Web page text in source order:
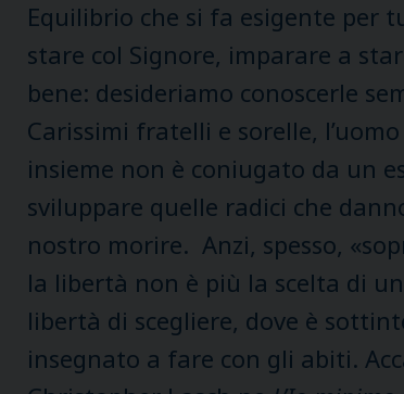
Equilibrio che si fa esigente per
stare col Signore, imparare a
bene: desideriamo conoscerle
Carissimi fratelli e sorelle,
insieme non è coniugato da un
sviluppare quelle radici che
nostro morire. Anzi, spesso,
la libertà non è più la scelta di
libertà di scegliere, dove è
insegnato a fare con gli abiti.